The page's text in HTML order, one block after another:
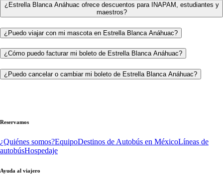
¿Estrella Blanca Anáhuac ofrece descuentos para INAPAM, estudiantes y
maestros?
¿Puedo viajar con mi mascota en Estrella Blanca Anáhuac?
¿Cómo puedo facturar mi boleto de Estrella Blanca Anáhuac?
¿Puedo cancelar o cambiar mi boleto de Estrella Blanca Anáhuac?
Reservamos
¿Quiénes somos?EquipoDestinos de Autobús en MéxicoLíneas de
autobúsHospedaje
Ayuda al viajero